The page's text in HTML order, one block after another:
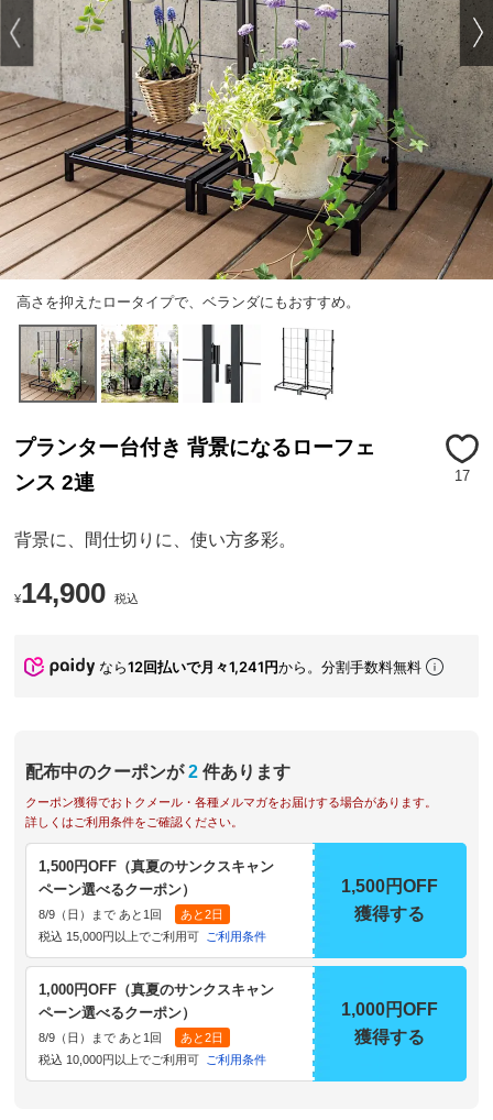
高さを抑えたロータイプで、ベランダにもおすすめ。
プランター台付き 背景になるローフェ
ンス 2連
17
背景に、間仕切りに、使い方多彩。
¥14,900 税込
なら12回払いで月々1,241円から。分割手数料無料
配布中のクーポンが 2 件あります
クーポン獲得でおトクメール・各種メルマガをお届けする場合があります。
詳しくはご利用条件をご確認ください。
1,500円OFF（真夏のサンクスキャン
ペーン選べるクーポン）
8/9（日）まで あと1回
あと2日
税込 15,000円以上でご利用可
ご利用条件
1,500円OFF
獲得する
1,000円OFF（真夏のサンクスキャン
ペーン選べるクーポン）
8/9（日）まで あと1回
あと2日
税込 10,000円以上でご利用可
ご利用条件
1,000円OFF
獲得する